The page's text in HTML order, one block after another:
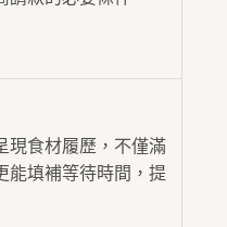
現食材履歷，不僅滿
能填補等待時間，提